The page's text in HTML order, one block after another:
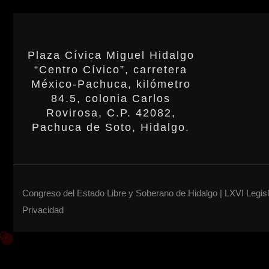
Plaza Cívica Miguel Hidalgo
“Centro Cívico”, carretera
México-Pachuca, kilómetro
84.5, colonia Carlos
Rovirosa, C.P. 42082,
Pachuca de Soto, Hidalgo.
Congreso del Estado Libre y Soberano de Hidalgo | LXVI
Privacidad